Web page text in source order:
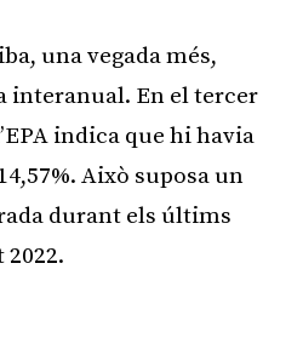
una vegada més,
interanual. En el tercer
indica que hi havia
Això suposa un
durant els últims
2022.